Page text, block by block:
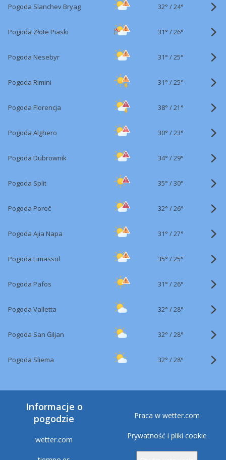
Pogoda Slanchev Bryag 32° /24°
Pogoda Złote Piaski 31° /26°
Pogoda Nesebyr 31° /25°
Pogoda Rimini 31° /25°
Pogoda Florencja 38° /21°
Pogoda Alghero 30° /23°
Pogoda Dubrownik 34° /29°
Pogoda Split 35° /30°
Pogoda Poreč 32° /26°
Pogoda Ajia Napa 31° /27°
Pogoda Limassol 35° /25°
Pogoda Pafos 31° /26°
Pogoda Valletta 32° /28°
Pogoda San Ġiljan 32° /28°
Pogoda Sliema 32° /28°
Informacje o
pogodzie
wetter.com
Praca w wetter.com
Prywatność i pliki cookie